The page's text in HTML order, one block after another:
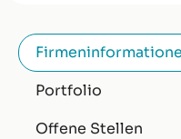
Portfolio
Offene Stellen